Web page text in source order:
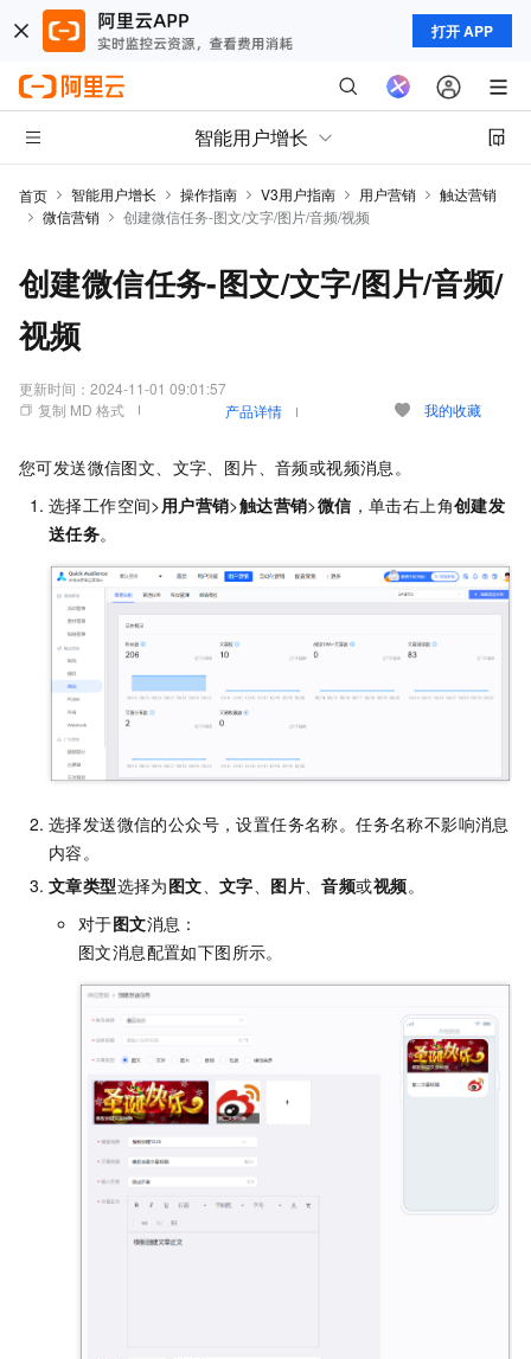
打开 APP
智能用户增长
首页 智能用户增长 操作指南 V3用户指南 用户营销
触达营销
微信营销
创建微信任务-图文/文字/图片/音频/视频
创建微信任务-图文/文字/图片/音频/
视频
更新时间： 2024-11-01 09:01:57
复制 MD 格式
产品详情 我的收藏
您可发送微信图文、文字、图片、音频或视频消息。
选择工作空间>用户营销>触达营销>微信，单击右上角创建发
送任务。
选择发送微信的公众号，设置任务名称。任务名称不影响消息
内容。
文章类型选择为图文、文字、 图片、音频或视频。
对于图文消息：
图文消息配置如下图所示。